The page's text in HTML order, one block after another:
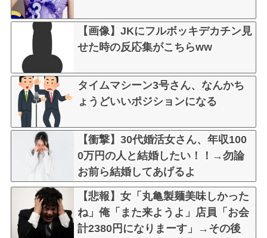
【画像】JKにフルボッキデカチン見
せた時の反応集がこちらww
タイムマシーン3号さん、なんかち
ょうどいいポジションになる
【衝撃】30代婚活女さん、年収100
0万円の人と結婚したい！！→勿論
お前ら結婚してあげるよ
な？？？？？？？
【悲報】女「丸亀製麺美味しかった
ね」俺「また来ようよ」店員「お会
計2380円になりまーす」→その後